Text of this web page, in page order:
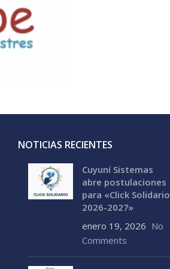
NOTICIAS RECIENTES
Cuyuní Sistemas
abre postulaciones
para «Click Solidario
2026-2027»
enero 19, 2026 No
Comments